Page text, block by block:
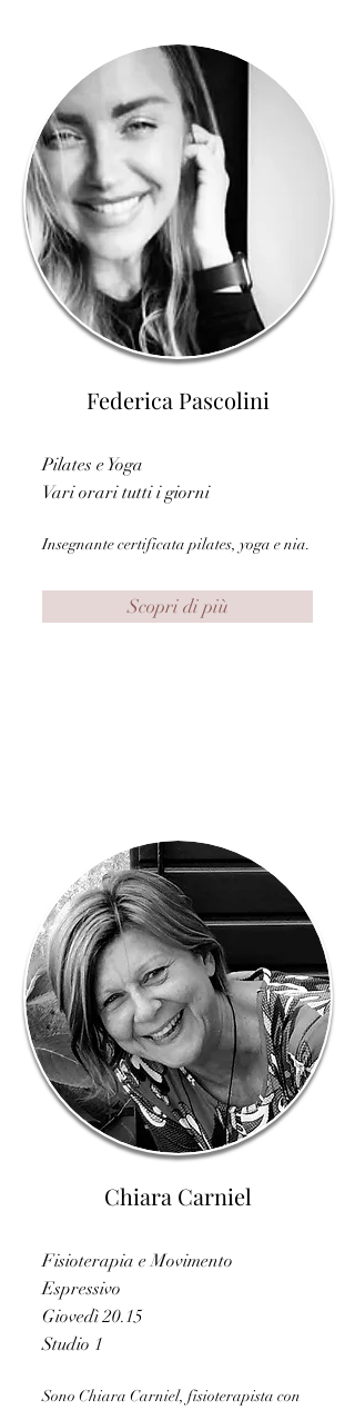
Federica Pascolini
Pilates e Yoga
Vari orari tutti i giorni
Insegnante certificata pilates, yoga e nia.
Scopri di più
Chiara Carniel
Fisioterapia e Movimento
Espressivo
Giovedì 20.15
Studio 1
Sono Chiara Carniel, fisioterapista con